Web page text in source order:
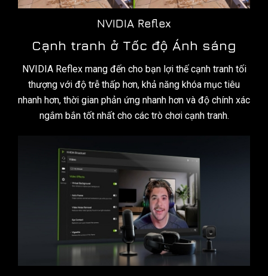
NVIDIA Reflex
Cạnh tranh ở Tốc độ Ánh sáng
NVIDIA Reflex mang đến cho bạn lợi thế cạnh tranh tối
thượng với độ trễ thấp hơn, khả năng khóa mục tiêu
nhanh hơn, thời gian phản ứng nhanh hơn và độ chính xác
ngắm bắn tốt nhất cho các trò chơi cạnh tranh.